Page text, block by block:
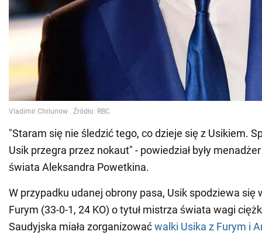
"Staram się nie śledzić tego, co dzieje się z Usikiem.
Usik przegra przez nokaut" - powiedział były
świata Aleksandra Powetkina.
W przypadku udanej obrony pasa, Usik spodziewa się
Furym (33-0-1, 24 KO) o tytuł mistrza świata wagi
Saudyjska miała zorganizowaćwalki Usika z Furym i